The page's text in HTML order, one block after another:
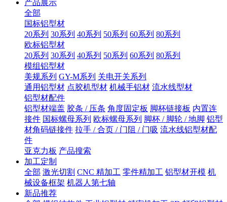
产品展示
全部
国标铝型材
20系列 30系列 40系列 50系列 60系列 80系列
欧标铝型材
20系列 30系列 40系列 50系列 60系列 80系列
模组铝型材
美规系列 GY-M系列 关电开关系列
通用铝型材 点胶机型材 机械手铝材 流水线型材
铝型材配件
铝型材端盖 胶条 / 压条 角度固定板 脚杯链接板 内置连
接件 国标螺母系列 欧标螺母系列 脚杯 / 脚轮 / 地脚 铝型
材角码链接件 拉手 / 合页 / 门阻 / 门吸 流水线铝型材配
件
亚克力板 产品搜索
加工定制
全部 激光切割 CNC 精加工 零件精加工 铝型材开模 机
械设备框架 机器人第七轴
新品推荐